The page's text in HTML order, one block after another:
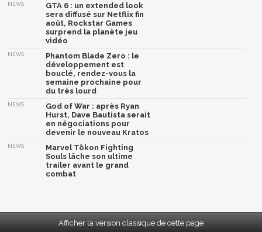
NEWS
GTA 6 : un extended look
sera diffusé sur Netflix fin
août, Rockstar Games
surprend la planète jeu
vidéo
NEWS
Phantom Blade Zero : le
développement est
bouclé, rendez-vous la
semaine prochaine pour
du très lourd
NEWS
God of War : après Ryan
Hurst, Dave Bautista serait
en négociations pour
devenir le nouveau Kratos
NEWS
Marvel Tōkon Fighting
Souls lâche son ultime
trailer avant le grand
combat
Afficher la version classique de cette page